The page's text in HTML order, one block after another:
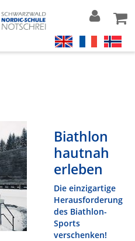
Biathlon
hautnah
erleben
Die einzigartige
Herausforderung
des Biathlon-
Sports
verschenken!